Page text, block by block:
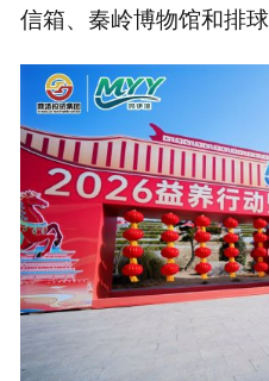
信箱、秦岭博物馆和排